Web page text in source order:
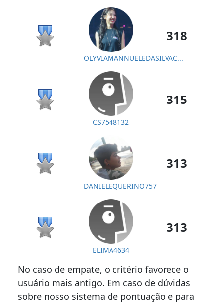
OLYVIAMANNUELEDASILVAC...
318
CS7548132
315
DANIELEQUERINO757
313
ELIMA4634
313
No caso de empate, o critério favorece o
usuário mais antigo. Em caso de dúvidas
sobre nosso sistema de pontuação e para